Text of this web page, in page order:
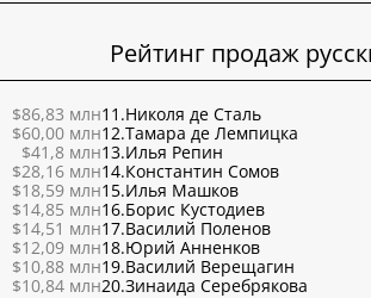
Рейтинг продаж
$86,83 млн
$60,00 млн
$41,8 млн
$28,16 млн
$18,59 млн
$14,85 млн
$14,51 млн
$12,09 млн
$10,88 млн
$10,84 млн
11.Николя де Сталь
12.Тамара де Лемпицка
13.Илья Репин
14.Константин Сомов
15.Илья Машков
16.Борис Кустодиев
17.Василий Поленов
18.Юрий Анненков
19.Василий Верещагин
20.Зинаида Серебрякова